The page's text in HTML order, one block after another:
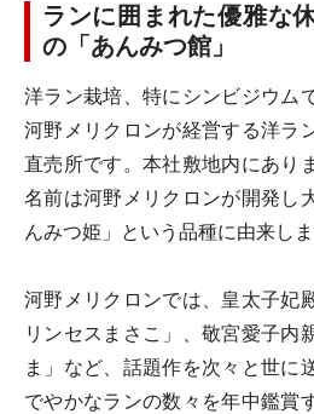
ランに囲まれた優雅な
の「あんみつ館」
洋ラン栽培、特にシンビジウム
河野メリクロンが経営する洋ラ
直売所です。本社敷地内にあり
名前は河野メリクロンが開発し
んみつ姫」という品種に由来しま
河野メリクロンでは、皇太子妃
リンセスまさこ」、敬宮愛子内
ま」など、話題作を次々と世に
でやかなランの数々を年中鑑賞